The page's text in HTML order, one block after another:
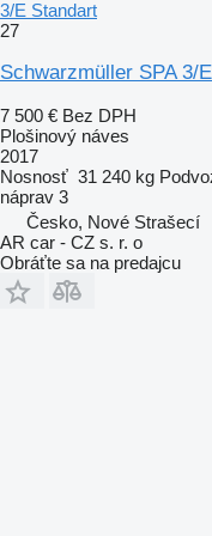
3/E Standart
27
Schwarzmüller SPA 3/
7 500 € Bez DPH
Plošinový náves
2017
Nosnosť 31 240 kg
náprav 3
Česko, Nové Strašecí
AR car - CZ s. r. o
Obráťte sa na predajcu